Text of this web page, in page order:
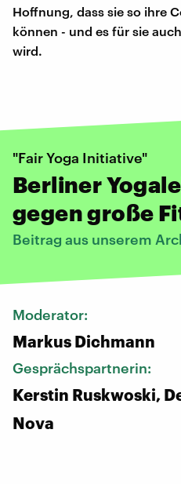
Hoffnung, dass sie so ihre
können - und es für sie
wird.
"Fair Yoga Initiative"
Berliner
gegen große
Beitrag aus unserem
Moderator:
Markus Dichmann
Gesprächspartnerin:
Kerstin Ruskwoski,
Nova